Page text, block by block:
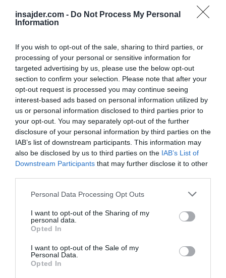
insajder.com - Do Not Process My Personal
Information
If you wish to opt-out of the sale, sharing to third parties, or
processing of your personal or sensitive information for
targeted advertising by us, please use the below opt-out
section to confirm your selection. Please note that after your
opt-out request is processed you may continue seeing
interest-based ads based on personal information utilized by
us or personal information disclosed to third parties prior to
your opt-out. You may separately opt-out of the further
disclosure of your personal information by third parties on the
IAB’s list of downstream participants. This information may
also be disclosed by us to third parties on the IAB’s List of
Downstream Participants that may further disclose it to other
Personal Data Processing Opt Outs
I want to opt-out of the Sharing of my
personal data.
Opted In
I want to opt-out of the Sale of my
Personal Data.
Opted In
posebno proslavljanje," je dejala Ivanovićeva.
sem na Rolandu Garrosu leta 2008. Doživela
sem takšne trenutke, o katerih se mi sploh ni
sanjalo," je še povedala Ivanovićeva, ki je
osvojila 15 turnirjev in igrala v finalih treh
turnirjev za grand slam.
"Vsak poklicni šport zahteva popolno fizično
pripravljenost in znano je, da so mene načele
poškodbe. Igram lahko le, če sem na svoji pravi
ravni. Te pa ne morem več doseči, zato je čas,
da grem naprej," je še povedala Srbkinja, ki je
septembra izgubila v prvem krogu OP ZDA, po
tem je izpadla iz prve petdeseterice prvič po
letu 2010.
Naše delo na Insajder.com z donacijami omogočate bralci.